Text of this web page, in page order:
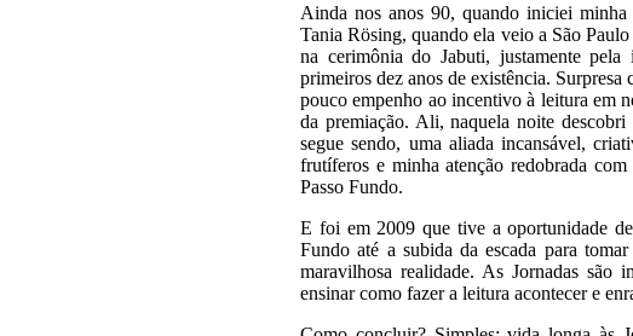
Ainda nos anos 90, quando iniciei
Tania Rösing, quando ela veio a São
na cerimônia do Jabuti, justamente
primeiros dez anos de existência.
pouco empenho ao incentivo à leitura em
da premiação. Ali, naquela noite
segue sendo, uma aliada incansável,
frutíferos e minha atenção redobrada
Passo Fundo.
E foi em 2009 que tive a oportunidade
Fundo até a subida da escada para
maravilhosa realidade. As Jornadas são
ensinar como fazer a leitura acontecer e